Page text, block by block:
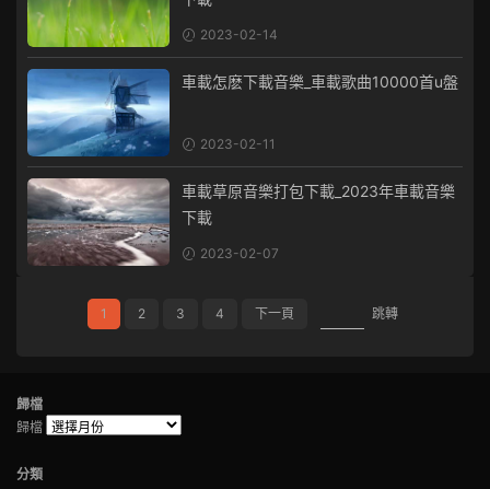
2023-02-14
車載怎麽下載音樂_車載歌曲10000首u盤
2023-02-11
車載草原音樂打包下載_2023年車載音樂
下載
2023-02-07
1 2 3 4 下一頁 跳轉
歸檔
歸檔
分類